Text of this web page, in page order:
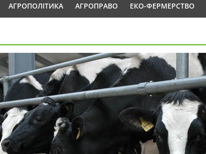
АГРОПОЛІТИКА АГРОПРАВО ЕКО-ФЕРМЕРСТВО